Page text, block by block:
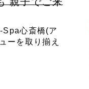
Spa心斎橋(ア
ーを取り揃え